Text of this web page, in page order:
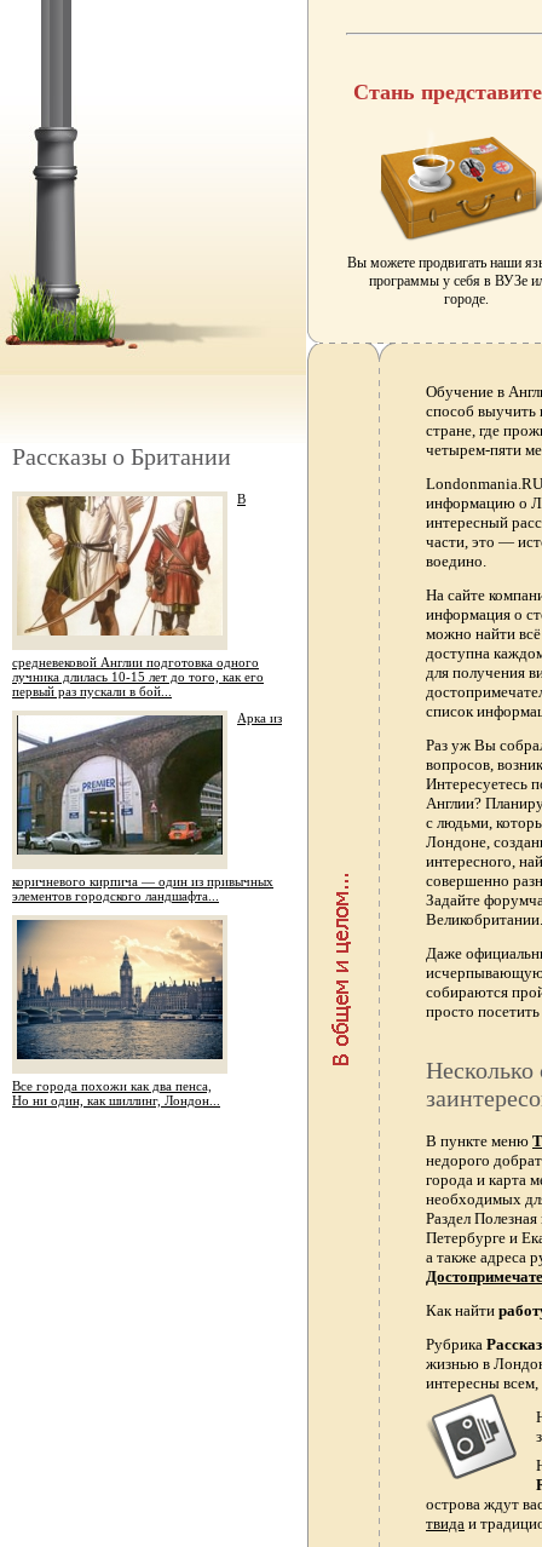
Рассказы о Британии
В
средневековой Англии подготовка одного
лучника длилась 10-15 лет до того, как его
первый раз пускали в бой...
Арка из
коричневого кирпича — один из привычных
элементов городского ландшафта...
Все города похожи как два пенса,
Но ни один, как шиллинг, Лондон...
Стань
Вы можете продвигать наши
программы у себя в ВУЗе
городе.
Обучение в
способ выучить
стране, где
четырем-пяти
информацию о
интересный
части, это —
воедино.
На сайте
информация о
можно найти
доступна
для получения
список
Раз уж Вы
вопросов,
Интересуетесь
Англии?
с людьми,
Лондоне,
интересного,
совершенно
Задайте
Даже
исчерпывающую
собираются
просто
Несколько
В пункте меню
недорого
города и карта
необходимых
Раздел
Петербурге и
а также адреса
Как найти
Рубрика
жизнью в
интересны
острова ждут
твида и